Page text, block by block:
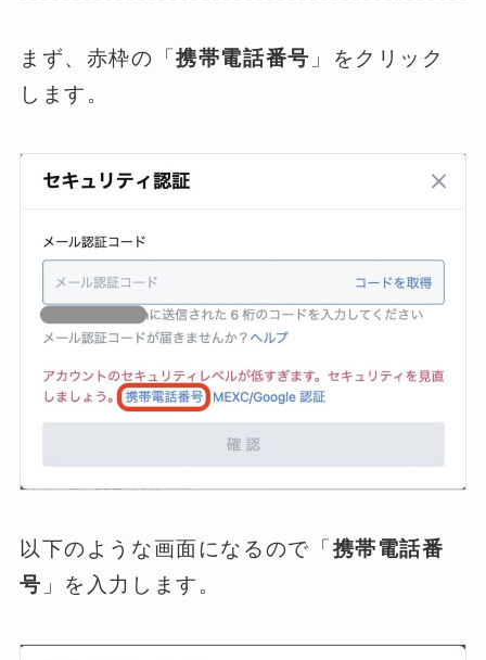
まず、赤枠の「携帯電話番号 」をクリック
します。
以下のような画面になるので「 携帯電話番
号 」を入力します。